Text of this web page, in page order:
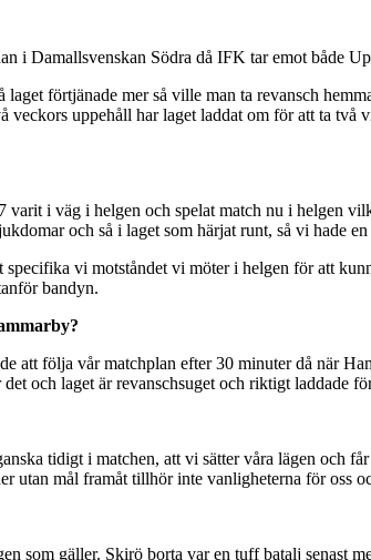
i Damallsvenskan Södra då IFK tar emot både
förtjänade mer så ville man ta revansch
uppehåll har laget laddat om för att ta
varit i väg i helgen och spelat match nu i helgen
och så i laget som härjat runt, så vi hade
vi motståndet vi möter i helgen för att
bandyn.
att följa vår matchplan efter 30 minuter då när
och laget är revanschsuget och riktigt laddade
tidigt i matchen, att vi sätter våra lägen och
utan mål framåt tillhör inte vanligheterna för oss
som gäller. Skirö borta var en tuff batalj